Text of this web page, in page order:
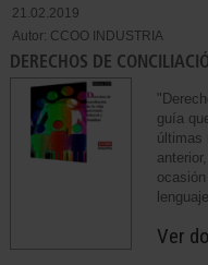
21.02.2019
Autor: CCOO INDUSTRIA
DERECHOS DE
guía
últimas
Ver